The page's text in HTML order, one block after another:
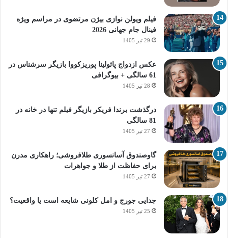
فیلم ویولن نوازی بیژن مرتضوی در مراسم ویژه
فینال جام جهانی 2026
29 تیر 1405
عکس ازدواج پائولینا پوریزکووا بازیگر سرشناس در
61 سالگی + بیوگرافی
28 تیر 1405
درگذشت برندا فریکر بازیگر فیلم تنها در خانه در
81 سالگی
27 تیر 1405
گاوصندوق آسانسوری طلافروشی؛ راهکاری مدرن
برای حفاظت از طلا و جواهرات
27 تیر 1405
جدایی جورج و امل کلونی شایعه است یا واقعیت؟
25 تیر 1405